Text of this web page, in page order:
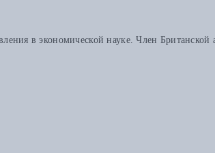
в экономической науке. Член Британской